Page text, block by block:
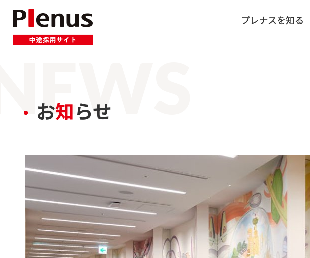
プレナスを知る
事業紹介 サプライチェーンマネジメント
ストアマネージャー候補
EW
お知らせ